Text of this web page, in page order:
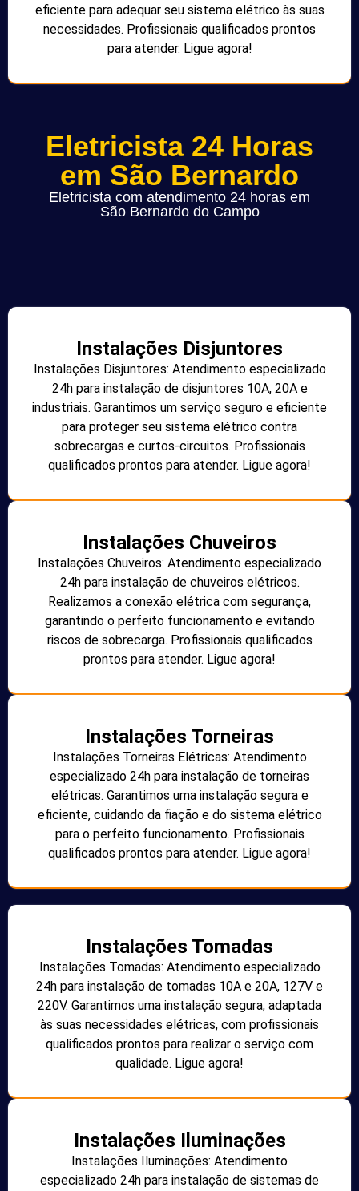
eficiente para adequar seu sistema elétrico às suas
necessidades. Profissionais qualificados prontos
para atender. Ligue agora!
Eletricista 24 Horas
em São Bernardo
Eletricista com atendimento 24 horas em
São Bernardo do Campo
Instalações Disjuntores
Instalações Disjuntores: Atendimento especializado
24h para instalação de disjuntores 10A, 20A e
industriais. Garantimos um serviço seguro e eficiente
para proteger seu sistema elétrico contra
sobrecargas e curtos-circuitos. Profissionais
qualificados prontos para atender. Ligue agora!
Instalações Chuveiros
Instalações Chuveiros: Atendimento especializado
24h para instalação de chuveiros elétricos.
Realizamos a conexão elétrica com segurança,
garantindo o perfeito funcionamento e evitando
riscos de sobrecarga. Profissionais qualificados
prontos para atender. Ligue agora!
Instalações Torneiras
Instalações Torneiras Elétricas: Atendimento
especializado 24h para instalação de torneiras
elétricas. Garantimos uma instalação segura e
eficiente, cuidando da fiação e do sistema elétrico
para o perfeito funcionamento. Profissionais
qualificados prontos para atender. Ligue agora!
Instalações Tomadas
Instalações Tomadas: Atendimento especializado
24h para instalação de tomadas 10A e 20A, 127V e
220V. Garantimos uma instalação segura, adaptada
às suas necessidades elétricas, com profissionais
qualificados prontos para realizar o serviço com
qualidade. Ligue agora!
Instalações Iluminações
Instalações Iluminações: Atendimento
especializado 24h para instalação de sistemas de